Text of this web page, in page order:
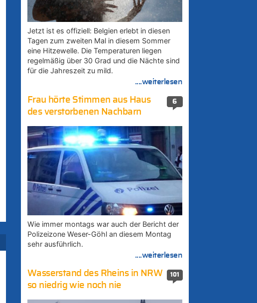
Jetzt ist es offiziell: Belgien erlebt in diesen
Tagen zum zweiten Mal in diesem Sommer
eine Hitzewelle. Die Temperaturen liegen
regelmäßig über 30 Grad und die Nächte sind
für die Jahreszeit zu mild.
....weiterlesen
6
Frau hörte Stimmen aus Haus
des verstorbenen Nachbarn
Wie immer montags war auch der Bericht der
Polizeizone Weser-Göhl an diesem Montag
sehr ausführlich.
....weiterlesen
101
Wasserstand des Rheins in NRW
so niedrig wie noch nie